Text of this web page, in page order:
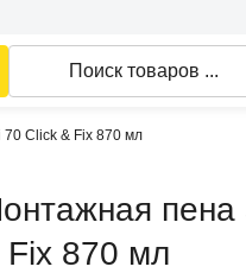
Поиск товаров ...
Click & Fix 870 мл
пена
Fix 870 мл